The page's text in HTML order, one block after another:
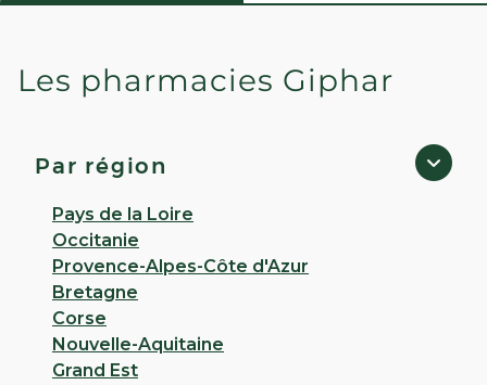
PHARMACIE DE SUEVRES -
Fermé· Ouvre demain à 09:00
12 RUE LUCIEN MIGNAT 41500 Suevres
Appeler
PLUS D'INFO
CHOISIR CETTE PHARMACIE
Les pharmacies Giphar
Par région
Pays de la Loire
Occitanie
Provence-Alpes-Côte d'Azur
Bretagne
Corse
Nouvelle-Aquitaine
Grand Est